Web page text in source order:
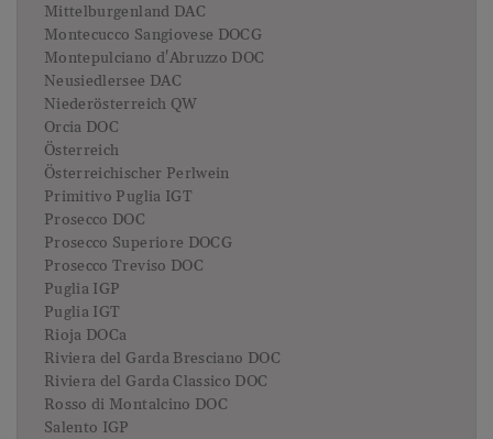
Mittelburgenland DAC
Montecucco Sangiovese DOCG
Montepulciano d'Abruzzo DOC
Neusiedlersee DAC
Niederösterreich QW
Orcia DOC
Österreich
Österreichischer Perlwein
Primitivo Puglia IGT
Prosecco DOC
Prosecco Superiore DOCG
Prosecco Treviso DOC
Puglia IGP
Puglia IGT
Rioja DOCa
Riviera del Garda Bresciano DOC
Riviera del Garda Classico DOC
Rosso di Montalcino DOC
Salento IGP